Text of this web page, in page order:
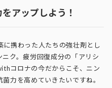
アップしよう！
携わった人たちの強壮剤とし
ク。疲労回復成分の「アリシ
コロナの今だからこそ、ニン
力を高めていきたいですね。